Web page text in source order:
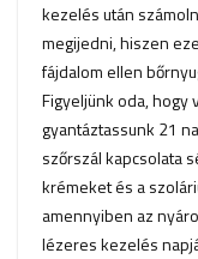
kezelés után
megijedni, hiszen
fájdalom ellen
Figyeljünk oda,
gyantáztassunk 21
szőrszál kapcsolata
krémeket és a
amennyiben az
lézeres kezelés